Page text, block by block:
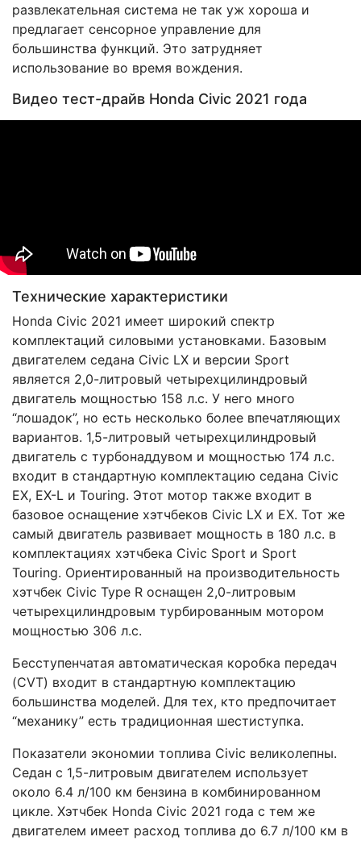
развлекательная система не так уж хороша и
предлагает сенсорное управление для
большинства функций. Это затрудняет
использование во время вождения.
Видео тест-драйв Honda Civic 2021 года
Технические характеристики
Honda Civic 2021 имеет широкий спектр
комплектаций силовыми установками. Базовым
двигателем седана Civic LX и версии Sport
является 2,0-литровый четырехцилиндровый
двигатель мощностью 158 л.с. У него много
“лошадок”, но есть несколько более впечатляющих
вариантов. 1,5-литровый четырехцилиндровый
двигатель с турбонаддувом и мощностью 174 л.с.
входит в стандартную комплектацию седана Civic
EX, EX-L и Touring. Этот мотор также входит в
базовое оснащение хэтчбеков Civic LX и EX. Тот же
самый двигатель развивает мощность в 180 л.с. в
комплектациях хэтчбека Civic Sport и Sport
Touring. Ориентированный на производительность
хэтчбек Civic Type R оснащен 2,0-литровым
четырехцилиндровым турбированным мотором
мощностью 306 л.с.
Бесступенчатая автоматическая коробка передач
(CVT) входит в стандартную комплектацию
большинства моделей. Для тех, кто предпочитает
“механику” есть традиционная шестиступка.
Показатели экономии топлива Civic великолепны.
Седан с 1,5-литровым двигателем использует
около 6.4 л/100 км бензина в комбинированном
цикле. Хэтчбек Honda Civic 2021 года с тем же
двигателем имеет расход топлива до 6.7 л/100 км в